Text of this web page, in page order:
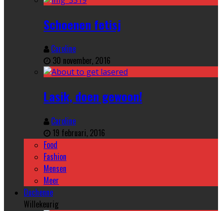
Schoenen fetisj
Caroline
30 november, 2016
Lasik, doen gewoon!
Caroline
19 februari, 2016
Food
Fashion
Mensen
Meer
Duchenne
Willekeurig